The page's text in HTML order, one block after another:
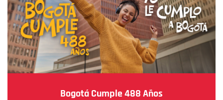
Bogotá Cumple 488 Años